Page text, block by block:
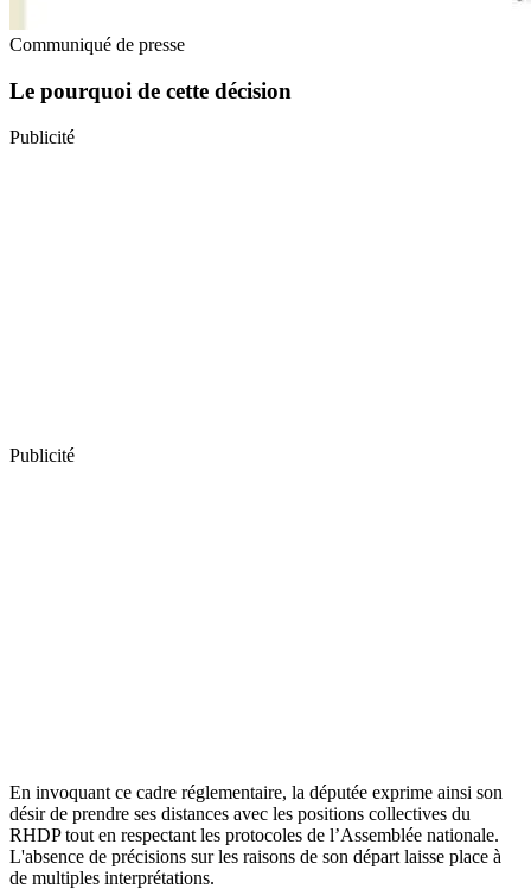
Communiqué de presse
Le pourquoi de cette décision
Publicité
Publicité
En invoquant ce cadre réglementaire, la députée exprime ainsi son
désir de prendre ses distances avec les positions collectives du
RHDP tout en respectant les protocoles de l’Assemblée nationale.
L'absence de précisions sur les raisons de son départ laisse place à
de multiples interprétations.